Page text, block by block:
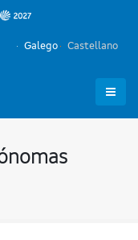
Galego Castellano